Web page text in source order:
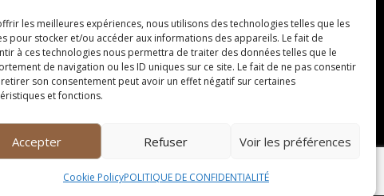
les meilleures expériences, nous utilisons des technologies telles que les
pour stocker et/ou accéder aux informations des appareils. Le fait de
à ces technologies nous permettra de traiter des données telles que le
de navigation ou les ID uniques sur ce site. Le fait de ne pas consentir
son consentement peut avoir un effet négatif sur certaines
et fonctions.
Accepter Refuser Voir les préférences
Cookie PolicyPOLITIQUE DE CONFIDENTIALITÉ
tels que des anniversaires, des mariages ou des
dans un cadre élégant et raffiné.
de vente à emporter. Les plats sont préparés